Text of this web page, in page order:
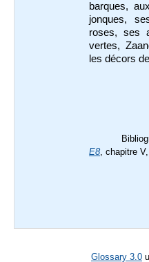
barques,
jonques,
roses, ses
vertes,
les décors
E8, chapitre
Glossary 3.0